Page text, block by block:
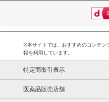
※本サイトでは、おすすめのコンテン
報を利用しています。
特定商取引表示
医薬品販売店舗